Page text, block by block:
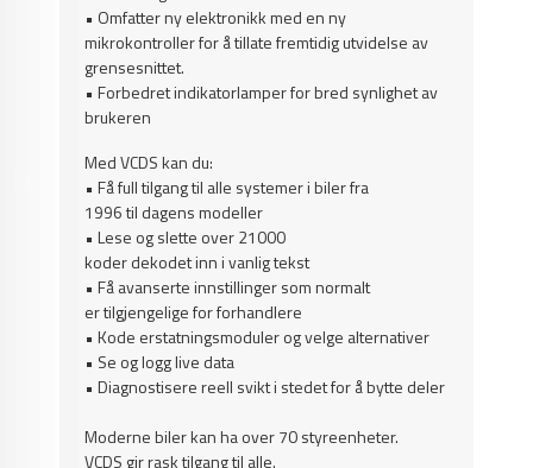
• Omfatter ny elektronikk med en ny
mikrokontroller for å tillate fremtidig utvidelse av
grensesnittet.
• Forbedret indikatorlamper for bred synlighet av
brukeren
Med VCDS kan du:
• Få full tilgang til alle systemer i biler fra
1996 til dagens modeller
• Lese og slette over 21000
koder dekodet inn i vanlig tekst
• Få avanserte innstillinger som normalt
er tilgjengelige for forhandlere
• Kode erstatningsmoduler og velge alternativer
• Se og logg live data
• Diagnostisere reell svikt i stedet for å bytte deler
Moderne biler kan ha over 70 styreenheter.
VCDS gir rask tilgang til alle.